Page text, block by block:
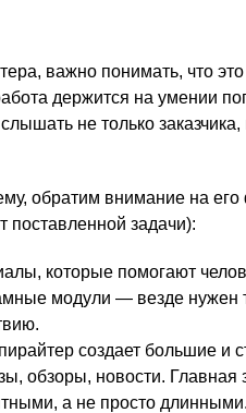
важно понимать, что
держится на умении
не только
обратим внимание на
поставленной задачи):
которые помогают
модули — везде нужен
создает большие и
обзоры, новости. Главная
а не просто длинными.